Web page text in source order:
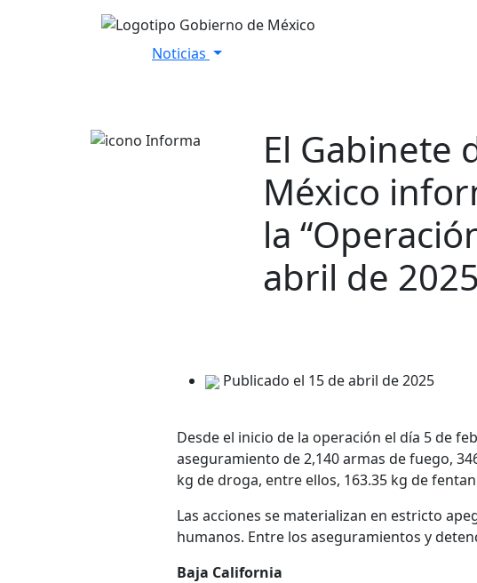
Noticias
El Gabinete
México
la
abril de 2025
Publicado el 15 de abril de 2025
Desde el inicio de la operación el día 5 de
aseguramiento de 2,140 armas de fuego,
kg de droga, entre ellos, 163.35 kg de
Las acciones se materializan en estricto
humanos. Entre los aseguramientos y
Baja California